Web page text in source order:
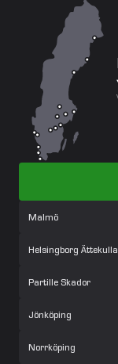
Malmö
Helsingborg Ättekulla
Partille Skador
Jönköping
Norrköping